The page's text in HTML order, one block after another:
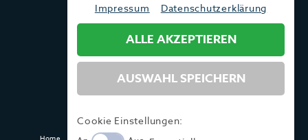
+49 (0) 821 / 99 82 34 40
Fax:
+49 (0) 821 / 99 82 34 41
Impressum
Datenschutzerklärung
ALLE AKZEPTIEREN
AUSWAHL SPEICHERN
Cookie Einstellungen: